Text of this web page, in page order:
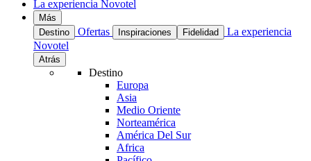
La experiencia Novotel
Más
Destino
Ofertas Inspiraciones Fidelidad
La experiencia
Novotel
Atrás
Destino
Europa
Asia
Medio Oriente
Norteamérica
América Del Sur
Africa